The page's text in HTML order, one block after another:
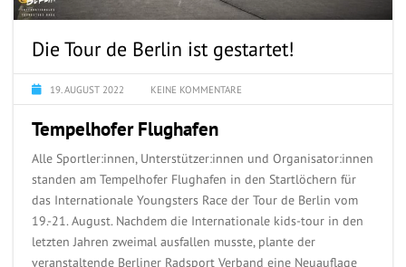
Die Tour de Berlin ist gestartet!
19. AUGUST 2022 KEINE KOMMENTARE
Tempelhofer Flughafen
Alle Sportler:innen, Unterstützer:innen und Organisator:innen
standen am Tempelhofer Flughafen in den Startlöchern für
das Internationale Youngsters Race der Tour de Berlin vom
19.-21. August. Nachdem die Internationale kids-tour in den
letzten Jahren zweimal ausfallen musste, plante der
veranstaltende Berliner Radsport Verband eine Neuauflage